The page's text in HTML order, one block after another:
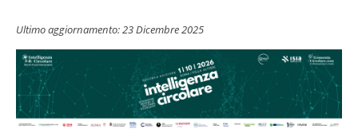
Ultimo aggiornamento:23 Dicembre 2025